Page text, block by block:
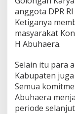
anggota DPR
Ketiganya
masyarakat
H Abuhaera.
Selain itu para
Kabupaten
Semua
Abuhaera
periode